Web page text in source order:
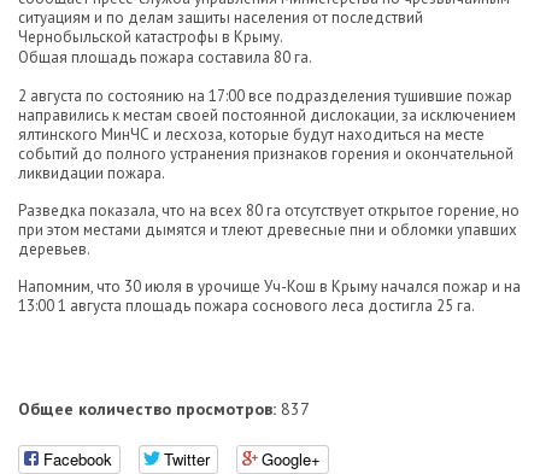
ситуациям и по делам защиты населения от последствий
Чернобыльской катастрофы в Крыму.
Общая площадь пожара составила 80 га.
2 августа по состоянию на 17:00 все подразделения тушившие пожар
направились к местам своей постоянной дислокации, за исключением
ялтинского МинЧС и лесхоза, которые будут находиться на месте
событий до полного устранения признаков горения и окончательной
ликвидации пожара.
Разведка показала, что на всех 80 га отсутствует открытое горение, но
при этом местами дымятся и тлеют древесные пни и обломки упавших
деревьев.
Напомним, что 30 июля в урочище Уч-Кош в Крыму начался пожар и на
13:00 1 августа площадь пожара соснового леса достигла 25 га.
Общее количество просмотров: 837
Facebook Twitter Google+